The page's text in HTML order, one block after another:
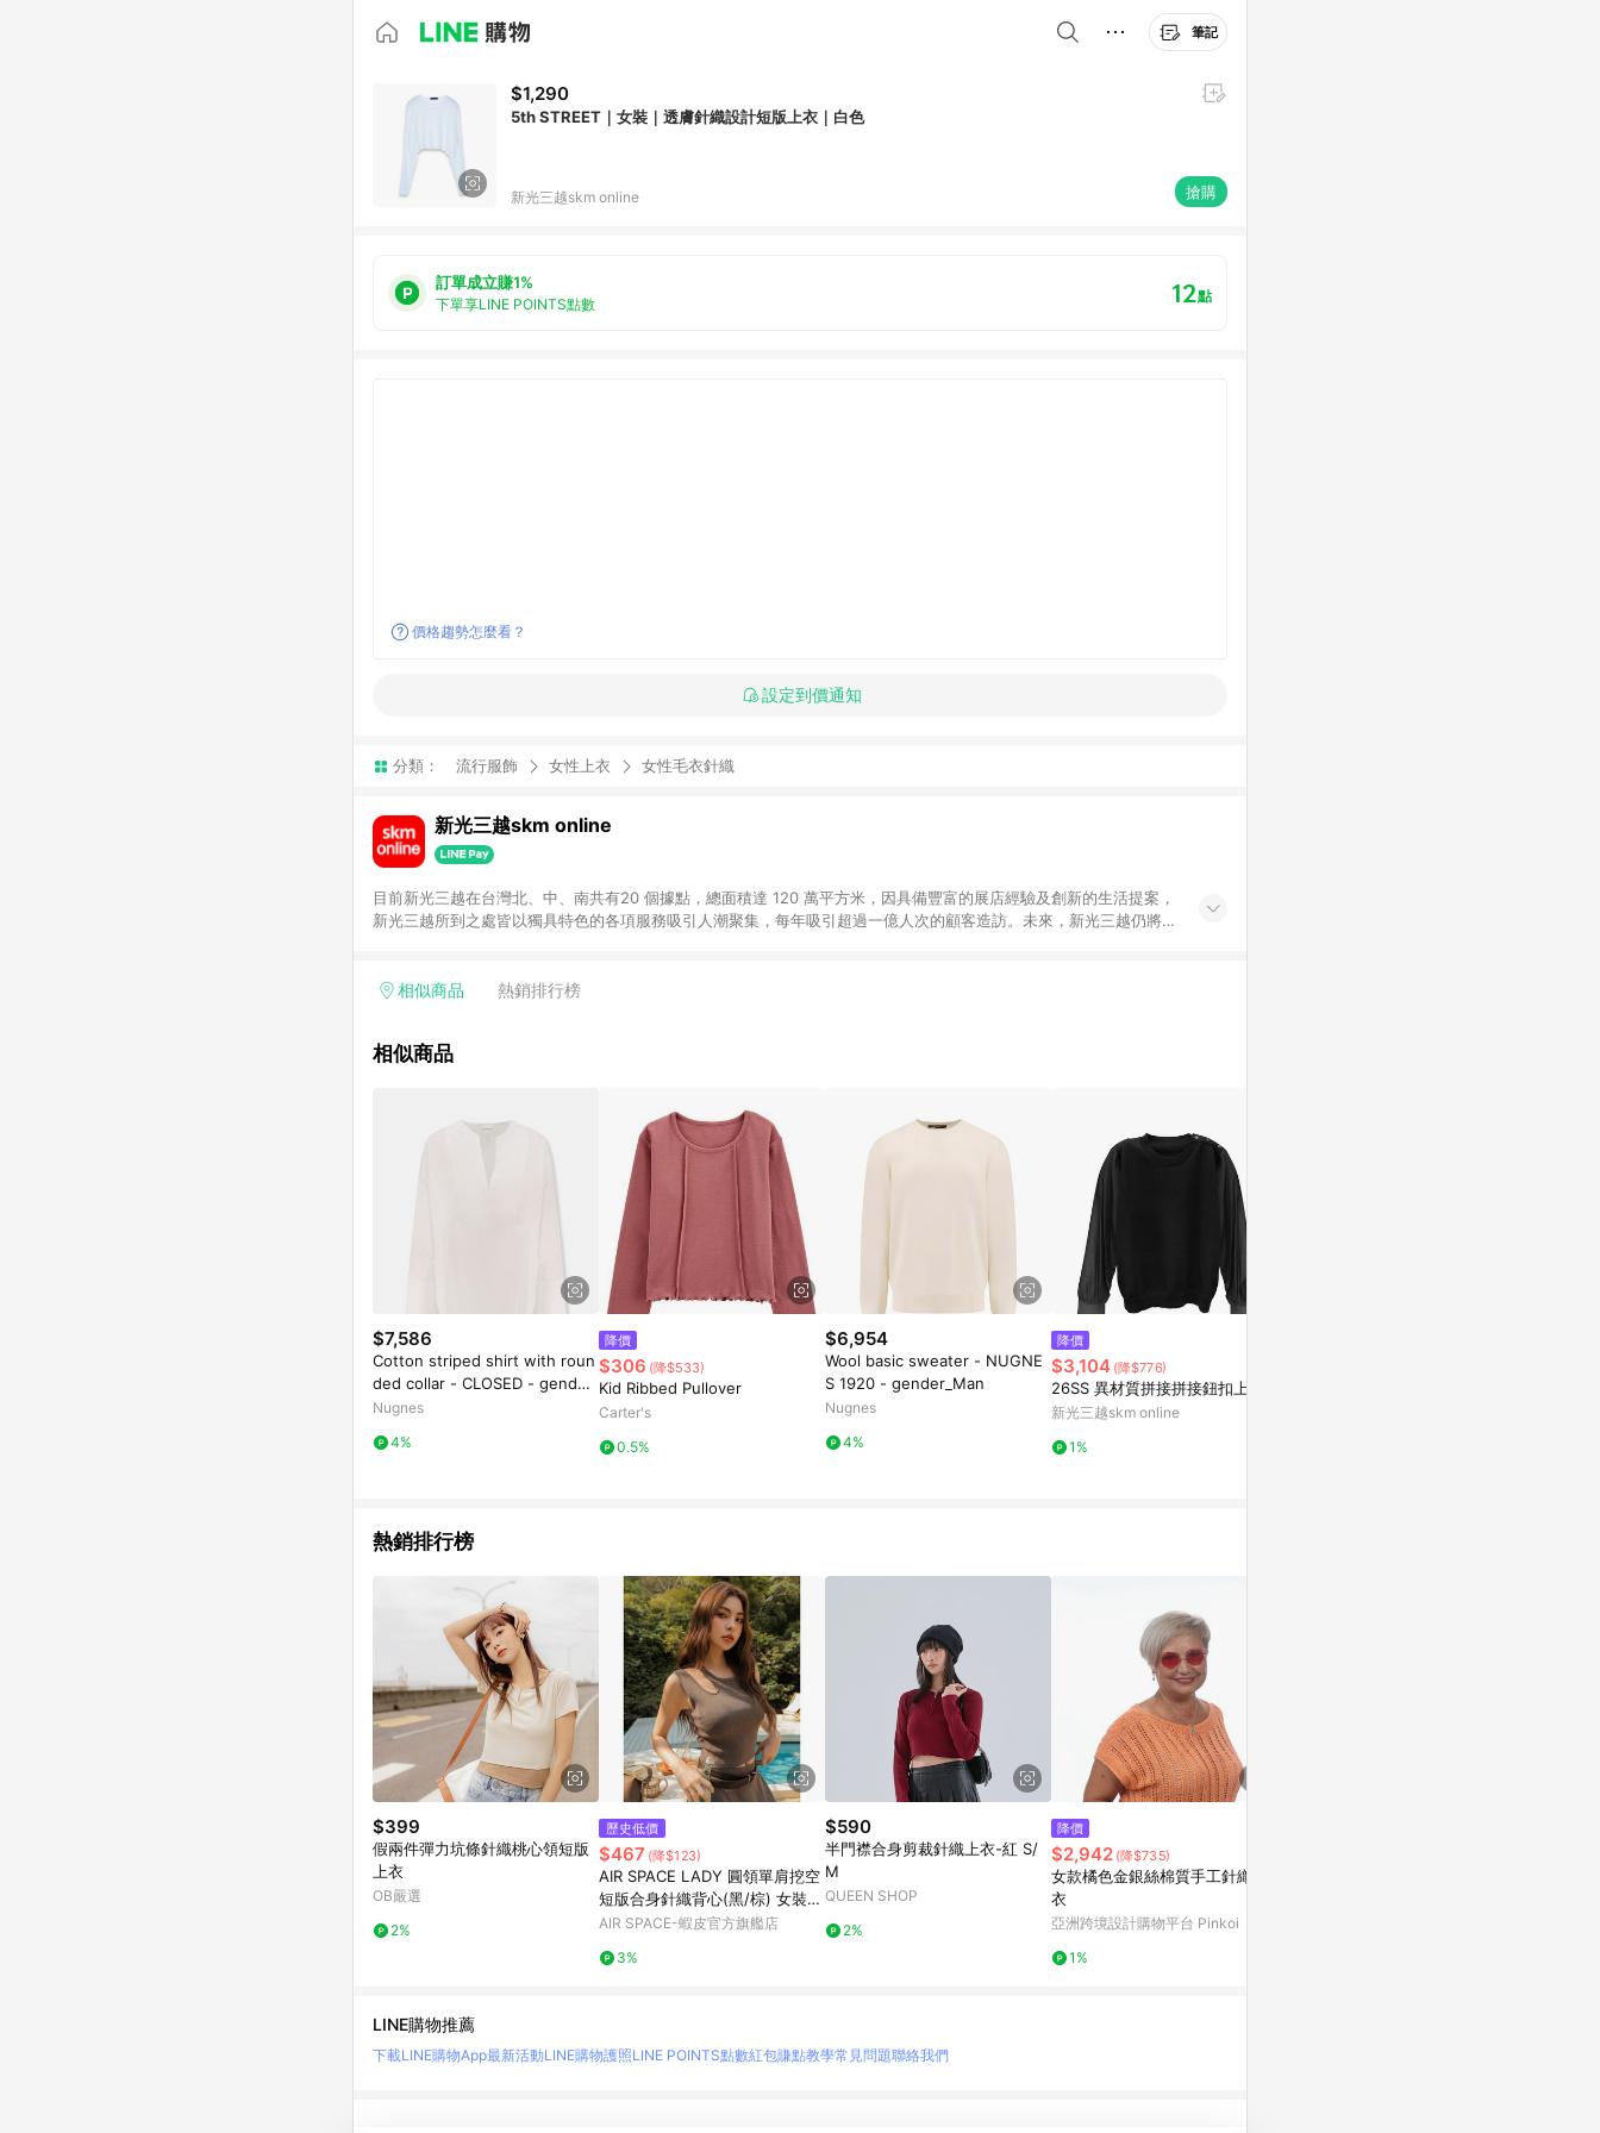
筆記
$1,290
5th STREET｜女裝｜透膚針織設計短版上衣｜白色
新光三越skm online 搶購
訂單成立賺1%
下單享LINE POINTS點數 12點
價格趨勢怎麼看？
設定到價通知
分類： 流行服飾 女性上衣 女性毛衣針織
新光三越skm online
目前新光三越在台灣北、中、南共有20 個據點，總面積達 120 萬平方米，因具備豐富的展店經驗及創新的生活提案，
新光三越所到之處皆以獨具特色的各項服務吸引人潮聚集，每年吸引超過一億人次的顧客造訪。未來，新光三越仍將秉
相似商品 熱銷排行榜
相似商品
$7,586
Cotton striped shirt with roun
ded collar - CLOSED - gender
_Woman
Nugnes
4%
降價
$306 (降$533)
Kid Ribbed Pullover
Carter's
0.5%
$6,954
Wool basic sweater - NUGNE
S 1920 - gender_Man
Nugnes
4%
降價
$3,104 (降$776)
26SS 異材質拼接拼接鈕扣上衣
新光三越skm online
1%
熱銷排行榜
$399
假兩件彈力坑條針織桃心領短版
上衣
OB嚴選
2%
歷史低價
$467 (降$123)
AIR SPACE LADY 圓領單肩挖空
短版合身針織背心(黑/棕) 女裝
現貨
AIR SPACE-蝦皮官方旗艦店
3%
$590
半門襟合身剪裁針織上衣-紅 S/
M
QUEEN SHOP
2%
降價
$2,942 (降$735)
女款橘色金銀絲棉質手工針織上
衣
亞洲跨境設計購物平台 Pinkoi
1%
LINE購物推薦
下載LINE購物App最新活動LINE購物護照LINE POINTS點數紅包賺點教學常見問題聯絡我們